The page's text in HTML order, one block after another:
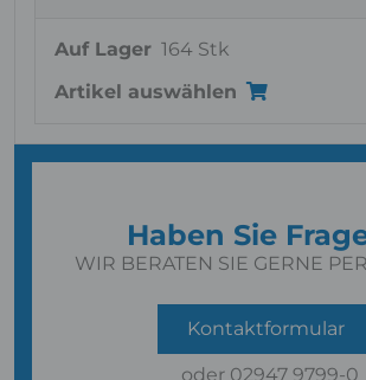
Auf Lager 164 Stk
Artikel auswählen
Haben Sie
WIR BERATEN SIE GERNE
Kontaktformular
oder 02947 9799-0